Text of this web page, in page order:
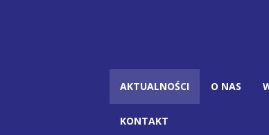
AKTUALNOŚCI O NAS
KONTAKT